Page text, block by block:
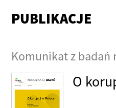
PUBLIKACJE
Komunikat z badań
O